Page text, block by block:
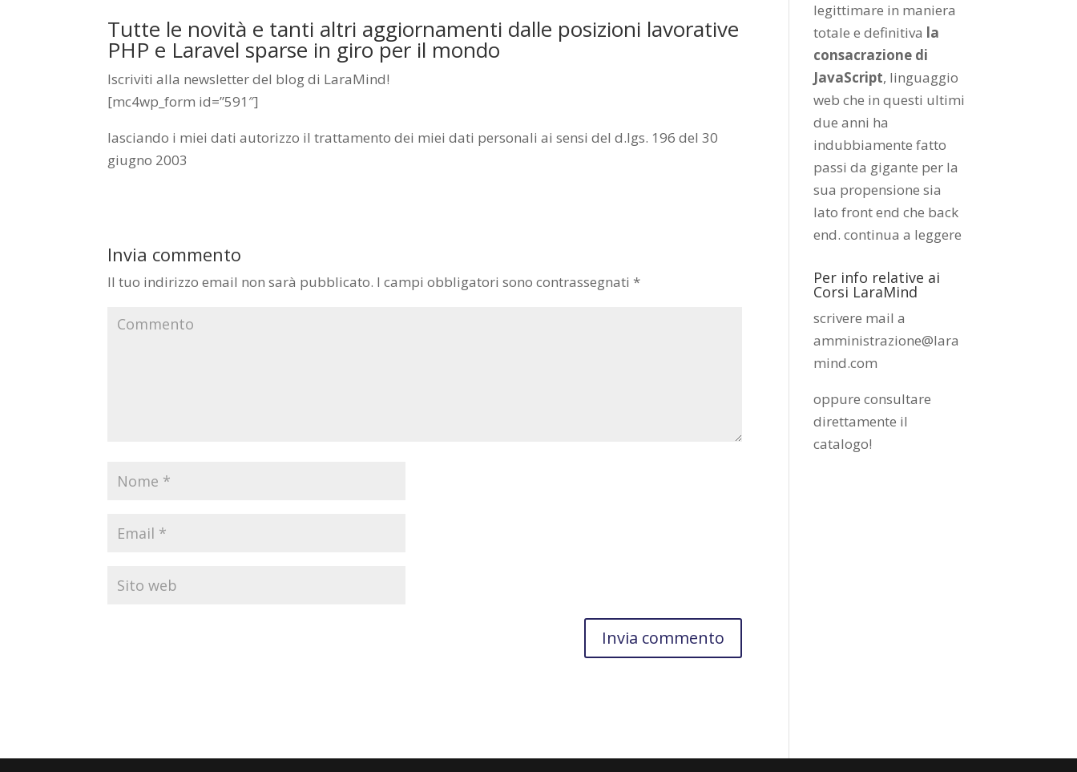
Tutte le novità e tanti altri aggiornamenti dalle posizioni lavorative
PHP e Laravel sparse in giro per il mondo
Iscriviti alla newsletter del blog di LaraMind!
[mc4wp_form id=”591″]
lasciando i miei dati autorizzo il trattamento dei miei dati personali ai sensi del d.lgs. 196 del 30
giugno 2003
Invia commento
Il tuo indirizzo email non sarà pubblicato. I campi obbligatori sono contrassegnati *
legittimare in maniera
totale e definitiva la
consacrazione di
JavaScript, linguaggio
web che in questi ultimi
due anni ha
indubbiamente fatto
passi da gigante per la
sua propensione sia
lato front end che back
end.continua a leggere
Per info relative ai
Corsi LaraMind
scrivere mail a
amministrazione@lara
mind.com
oppure consultare
direttamente il
catalogo!